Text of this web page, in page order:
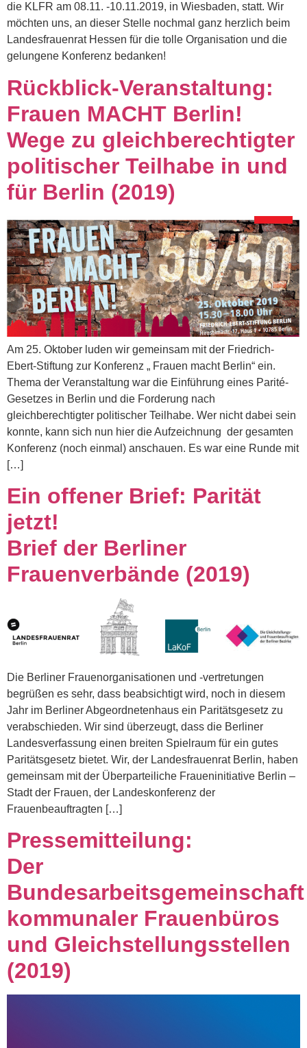
die KLFR am 08.11. -10.11.2019, in Wiesbaden, statt. Wir
möchten uns, an dieser Stelle nochmal ganz herzlich beim
Landesfrauenrat Hessen für die tolle Organisation und die
gelungene Konferenz bedanken!
Rückblick-Veranstaltung:
Frauen MACHT Berlin!
Wege zu gleichberechtigter
politischer Teilhabe in und
für Berlin (2019)
Am 25. Oktober luden wir gemeinsam mit der Friedrich-
Ebert-Stiftung zur Konferenz „ Frauen macht Berlin“ ein.
Thema der Veranstaltung war die Einführung eines Parité-
Gesetzes in Berlin und die Forderung nach
gleichberechtigter politischer Teilhabe. Wer nicht dabei sein
konnte, kann sich nun hier die Aufzeichnung der gesamten
Konferenz (noch einmal) anschauen. Es war eine Runde mit
[…]
Ein offener Brief: Parität
jetzt!
Brief der Berliner
Frauenverbände (2019)
Die Berliner Frauenorganisationen und -vertretungen
begrüßen es sehr, dass beabsichtigt wird, noch in diesem
Jahr im Berliner Abgeordnetenhaus ein Paritätsgesetz zu
verabschieden. Wir sind überzeugt, dass die Berliner
Landesverfassung einen breiten Spielraum für ein gutes
Paritätsgesetz bietet. Wir, der Landesfrauenrat Berlin, haben
gemeinsam mit der Überparteiliche Fraueninitiative Berlin –
Stadt der Frauen, der Landeskonferenz der
Frauenbeauftragten […]
Pressemitteilung:
Der
Bundesarbeitsgemeinschaft
kommunaler Frauenbüros
und Gleichstellungsstellen
(2019)